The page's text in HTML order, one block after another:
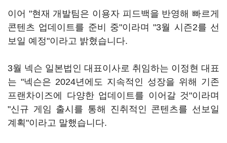
이어 "현재 개발팀은 이용자 피드백을 반영해 빠르게
콘텐츠 업데이트를 준비 중"이라며 "3월 시즌2를 선
보일 예정"이라고 밝혔습니다.
3월 넥슨 일본법인 대표이사로 취임하는 이정현 대표
는 "넥슨은 2024년에도 지속적인 성장을 위해 기존
프랜차이즈에 다양한 업데이트를 이어갈 것"이라며
"신규 게임 출시를 통해 진취적인 콘텐츠를 선보일
계획"이라고 말했습니다.